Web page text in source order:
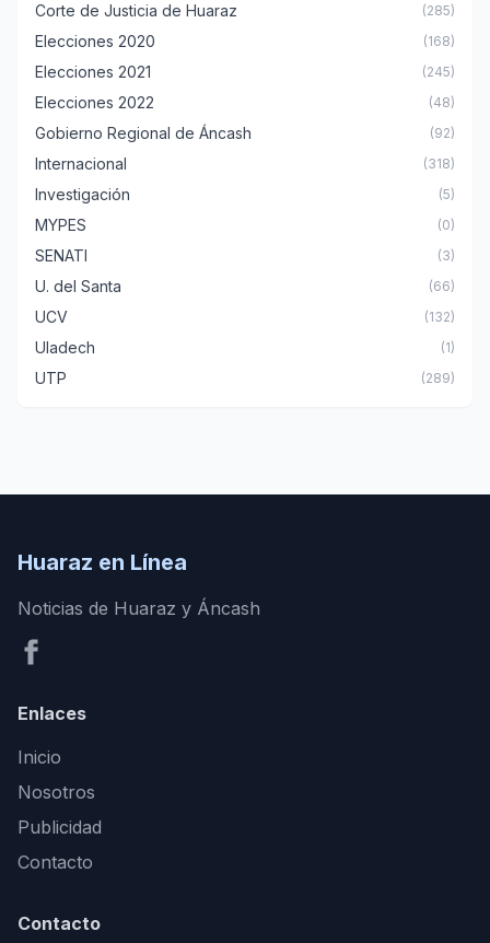
Corte de Justicia de Huaraz (285)
Elecciones 2020 (168)
Elecciones 2021 (245)
Elecciones 2022 (48)
Gobierno Regional de Áncash (92)
Internacional (318)
Investigación (5)
MYPES (0)
SENATI (3)
U. del Santa (66)
UCV (132)
Uladech (1)
UTP (289)
Huaraz en Línea
Noticias de Huaraz y Áncash
Enlaces
Inicio
Nosotros
Publicidad
Contacto
Contacto